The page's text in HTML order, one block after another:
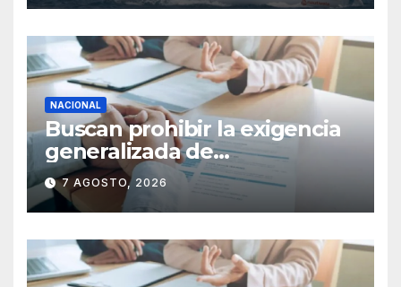
NACIONAL
Buscan prohibir la exigencia
generalizada de
antecedentes penales para
obtener empleo en México
7 AGOSTO, 2026